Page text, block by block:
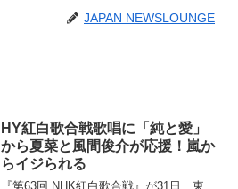
JAPAN NEWSLOUNGE
HY紅白歌合戦歌唱に「純と愛」
から夏菜と風間俊介が応援！嵐か
らイジられる
『第63回 NHK紅白歌合戦』が31日、東